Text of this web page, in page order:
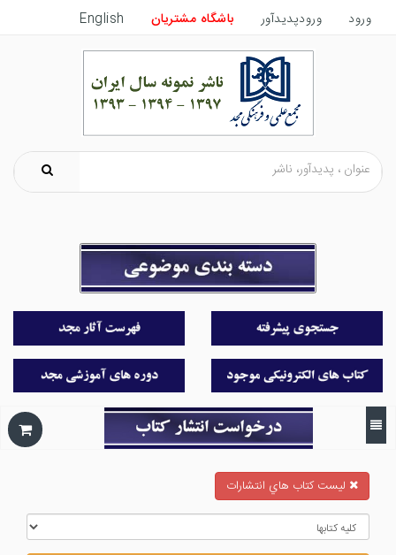
ورود ورودپدیدآور باشگاه مشتریان English
ليست كتاب هاي انتشارات